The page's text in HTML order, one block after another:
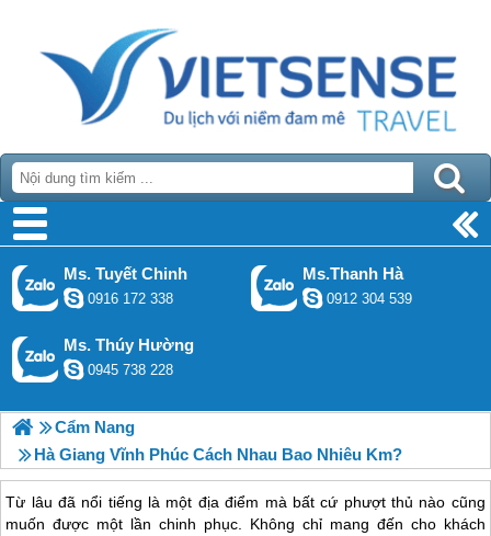
Ms. Tuyết Chinh
0916 172 338
Ms.Thanh Hà
0912 304 539
Ms. Thúy Hường
0945 738 228
Cẩm Nang
Hà Giang Vĩnh Phúc Cách Nhau Bao Nhiêu Km?
Từ lâu đã nổi tiếng là một địa điểm mà bất cứ phượt thủ nào cũng
muốn được một lần chinh phục. Không chỉ mang đến cho khách